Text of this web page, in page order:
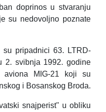
doprinos u stvaranju
su nedovoljno poznate
pripadnici 63. LTRD-
2. svibnja 1992. godine
aviona MIG-21 koji su
i Bosanskog Broda.
snajperist" u obliku